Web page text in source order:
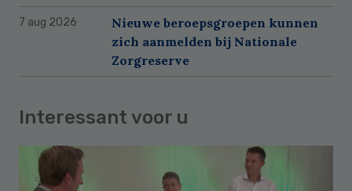
7 aug 2026
Nieuwe beroepsgroepen kunnen
zich aanmelden bij Nationale
Zorgreserve
Interessant voor u